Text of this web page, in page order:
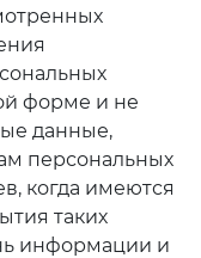
форме и не
данные,
персональных
когда имеются
таких
информации и